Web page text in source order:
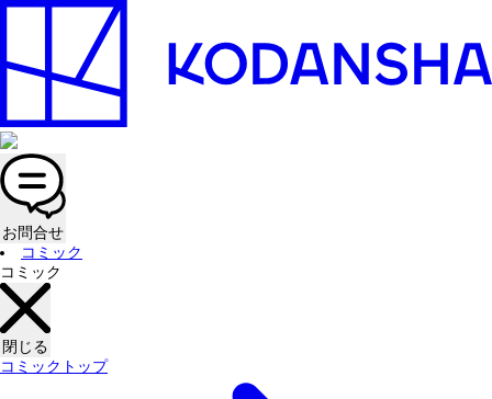
お問合せ
コミック
コミック
閉じる
コミックトップ